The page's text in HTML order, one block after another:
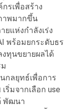
รเพื่อสร้าง
าพมากขึ้น
ยแห่งกำลังเร่ง
พร้อมยกระดับธร
ทุนขยายผลได้
กลยุทธ์เพื่อการ
ริ่มจากเลือก use
พัฒนา